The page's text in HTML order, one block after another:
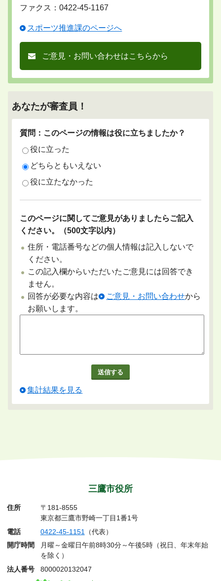
ファクス：0422-45-1167
スポーツ推進課のページへ
ご意見・お問い合わせはこちらから
あなたが審査員！
質問：このページの情報は役に立ちましたか？
役に立った
どちらともいえない
役に立たなかった
このページに関してご意見がありましたらご記入
ください。（500文字以内）
住所・電話番号などの個人情報は記入しないで
ください。
この記入欄からいただいたご意見には回答でき
ません。
回答が必要な内容は
ご意見・お問い合わせから
お願いします。
集計結果を見る
三鷹市役所
住所
〒181-8555
東京都三鷹市野崎一丁目1番1号
電話
0422-45-1151
（代表）
開庁時間
月曜～金曜日午前8時30分～午後5時（祝日、年末年始
を除く）
法人番号
8000020132047